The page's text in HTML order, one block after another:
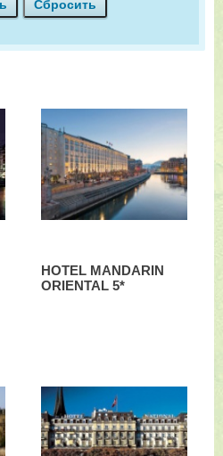
HOTEL MANDARIN
ORIENTAL 5*